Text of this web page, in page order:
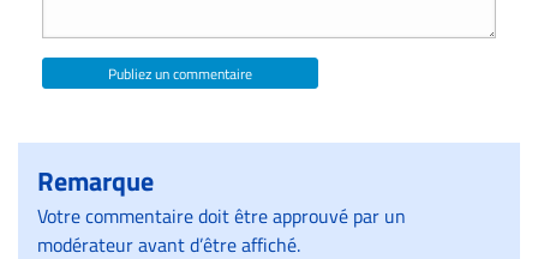
Publiez un commentaire
Remarque
Votre commentaire doit être approuvé par un
modérateur avant d’être affiché.